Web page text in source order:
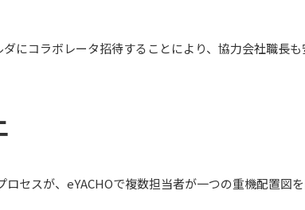
にコラボレータ招待することにより、協力会社職長も
セスが、eYACHOで複数担当者が一つの重機配置図